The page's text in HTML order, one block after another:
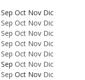
Sep Oct Nov Dic
Sep Oct Nov Dic
Sep Oct Nov Dic
Sep Oct Nov Dic
Sep Oct Nov Dic
Sep Oct Nov Dic
Sep Oct Nov Dic